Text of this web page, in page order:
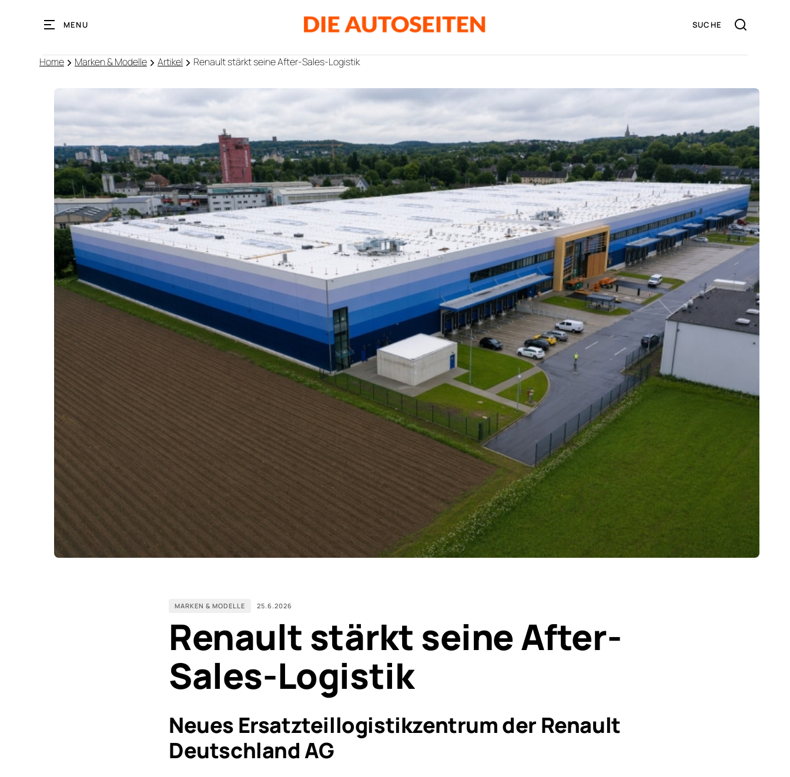
MENU
Home Marken & Modelle Artikel Renault stärkt seine After-Sales-Logistik
MARKEN & MODELLE 25.6.2026
Renault stärkt seine After-
Sales-Logistik
Neues Ersatzteillogistikzentrum der Renault
Deutschland AG